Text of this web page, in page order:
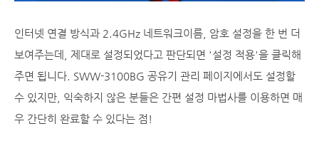
인터넷 연결 방식과 2.4GHz 네트워크이름, 암호 설정을 한 번 더
보여주는데, 제대로 설정되었다고 판단되면 '설정 적용'을 클릭해
주면 됩니다. SWW-3100BG 공유기 관리 페이지에서도 설정할
수 있지만, 익숙하지 않은 분들은 간편 설정 마법사를 이용하면 매
우 간단히 완료할 수 있다는 점!